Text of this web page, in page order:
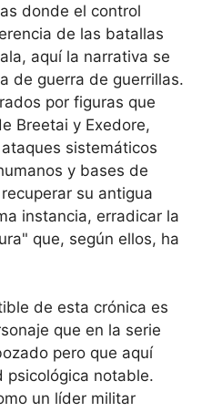
donde el control
de las batallas
aquí la narrativa se
de guerra de guerrillas.
por figuras que
Breetai y Exedore,
sistemáticos
y bases de
su antigua
instancia, erradicar la
que, según ellos, ha
de esta crónica es
que en la serie
pero que aquí
psicológica notable.
un líder militar